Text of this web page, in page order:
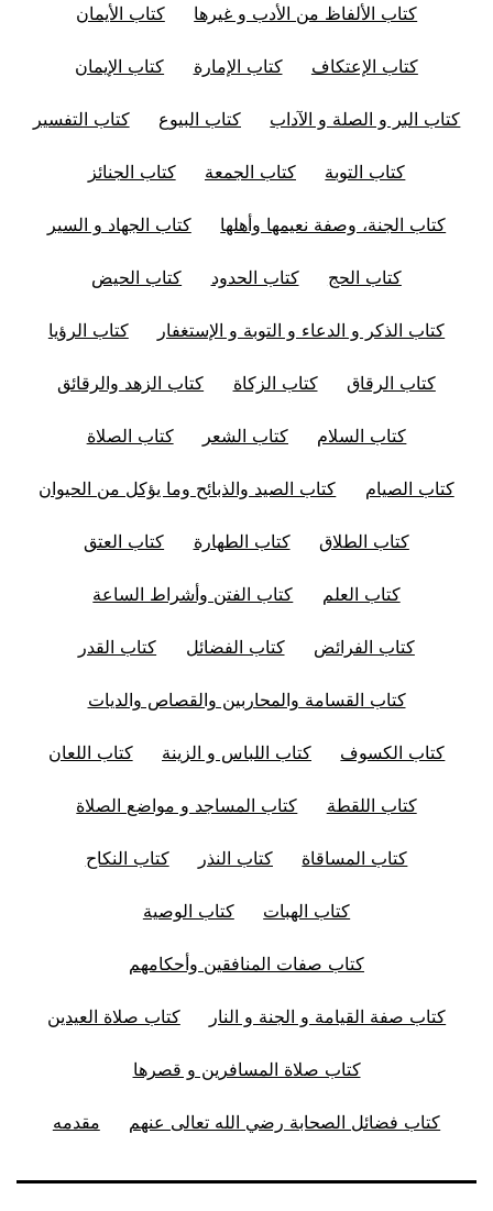
كتاب الألفاظ من الأدب و غيرها كتاب الأيمان
كتاب الإعتكاف كتاب الإمارة كتاب الإيمان
كتاب البر و الصلة و الآداب كتاب البيوع كتاب التفسير
كتاب التوبة كتاب الجمعة كتاب الجنائز
كتاب الجنة، وصفة نعيمها وأهلها كتاب الجهاد و السير
كتاب الحج كتاب الحدود كتاب الحيض
كتاب الذكر و الدعاء و التوبة و الإستغفار كتاب الرؤيا
كتاب الرقاق كتاب الزكاة كتاب الزهد والرقائق
كتاب السلام كتاب الشعر كتاب الصلاة
كتاب الصيام كتاب الصيد والذبائح وما يؤكل من الحيوان
كتاب الطلاق كتاب الطهارة كتاب العتق
كتاب العلم كتاب الفتن وأشراط الساعة
كتاب الفرائض كتاب الفضائل كتاب القدر
كتاب القسامة والمحاربين والقصاص والديات
كتاب الكسوف كتاب اللباس و الزينة كتاب اللعان
كتاب اللقطة كتاب المساجد و مواضع الصلاة
كتاب المساقاة كتاب النذر كتاب النكاح
كتاب الهبات كتاب الوصية
كتاب صفات المنافقين وأحكامهم
كتاب صفة القيامة و الجنة و النار كتاب صلاة العيدين
كتاب صلاة المسافرين و قصرها
كتاب فضائل الصحابة رضي الله تعالى عنهم مقدمه